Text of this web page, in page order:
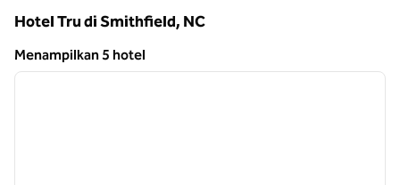
Hotel Tru di Smithfield, NC
Menampilkan 5 hotel
Menampilkan 5 hotel
1 dari 12